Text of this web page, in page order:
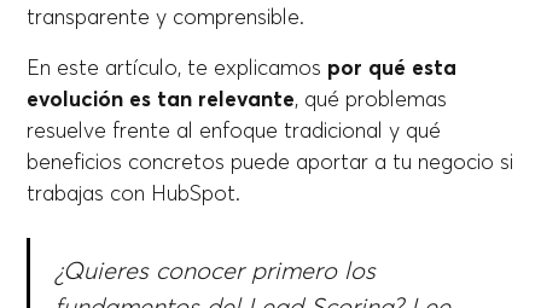
transparente y comprensible.
En este artículo, te explicamos por qué esta
evolución es tan relevante, qué problemas
resuelve frente al enfoque tradicional y qué
beneficios concretos puede aportar a tu negocio si
trabajas con HubSpot.
¿Quieres conocer primero los